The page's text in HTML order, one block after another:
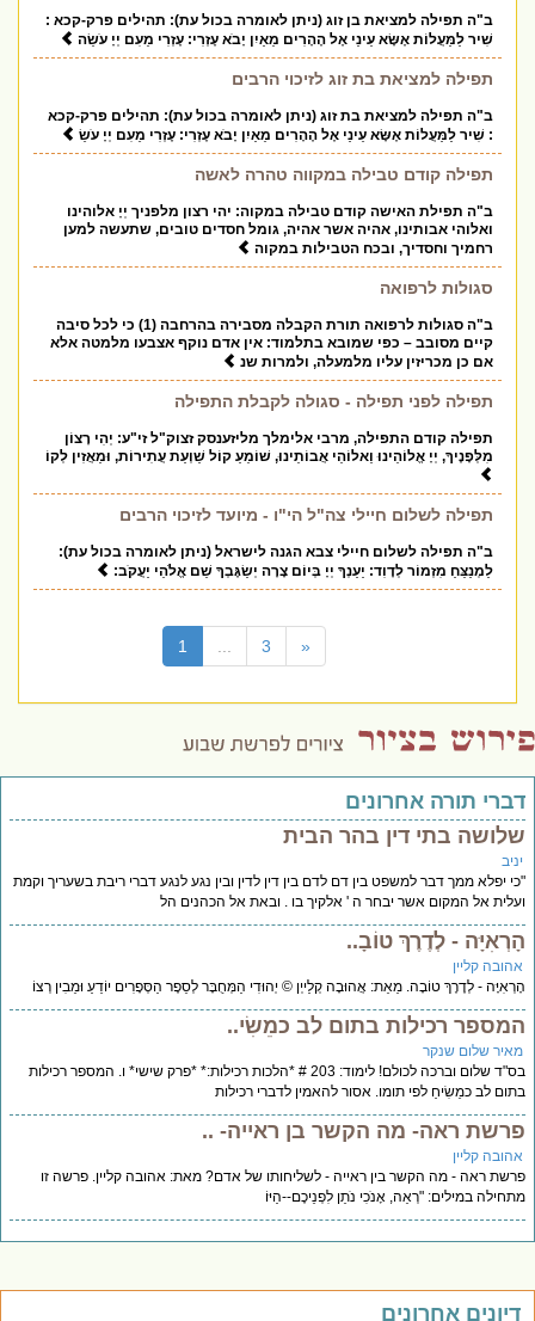
ב"ה תפילה למציאת בן זוג (ניתן לאומרה בכול עת): תהילים פרק-קכא :
שִׁיר לַמַּעֲלוֹת אֶשָּׂא עֵינַי אֶל הֶהָרִים מֵאַיִן יָבֹא עֶזְרִי: עֶזְרִי מֵעִם יְיָ עֹשֵׂה
תפילה למציאת בת זוג לזיכוי הרבים
ב"ה תפילה למציאת בת זוג (ניתן לאומרה בכול עת): תהילים פרק-קכא
: שִׁיר לַמַּעֲלוֹת אֶשָּׂא עֵינַי אֶל הֶהָרִים מֵאַיִן יָבֹא עֶזְרִי: עֶזְרִי מֵעִם יְיָ עֹשֵׂ
תפילה קודם טבילה במקווה טהרה לאשה
ב"ה תפילת האישה קודם טבילה במקוה: יהי רצון מלפניך יְיָ אלוהינו
ואלוהי אבותינו, אהיה אשר אהיה, גומל חסדים טובים, שתעשה למען
רחמיך וחסדיך, ובכח הטבילות במקוה
סגולות לרפואה
ב"ה סגולות לרפואה תורת הקבלה מסבירה בהרחבה (1) כי לכל סיבה
קיים מסובב – כפי שמובא בתלמוד: אין אדם נוקף אצבעו מלמטה אלא
אם כן מכריזין עליו מלמעלה, ולמרות שנ
תפילה לפני תפילה - סגולה לקבלת התפילה
תפילה קודם התפילה, מרבי אלימלך מליזענסק זצוק"ל זי"ע: יְהִי רָצוֹן
מִלְּפָנֶיךָ, יְיָ אֱלוֹהֵינוּ וֵאלוֹהֵי אֲבוֹתֵינוּ, שׁוֹמֵעַ קוֹל שַׁוְעַת עֲתִירוֹת, וּמַאֲזִין לְקוֹ
תפילה לשלום חיילי צה"ל הי"ו - מיועד לזיכוי הרבים
ב"ה תפילה לשלום חיילי צבא הגנה לישראל (ניתן לאומרה בכול עת):
לַמְנַצֵּחַ מִזְמוֹר לְדָוִד: יַעַנְךָ יְיָ בְּיוֹם צָרָה יְשַׂגֶּבְךָ שֵׁם אֱלֹהֵי יַעֲקֹב:
1 3 «
דברי תורה אחרונים
שלושה בתי דין בהר הבית
יניב
"כי יפלא ממך דבר למשפט בין דם לדם בין דין לדין ובין נגע לנגע דברי ריבת בשעריך וקמת
ועלית אל המקום אשר יבחר ה ' אלקיך בו . ובאת אל הכהנים הל
הָרְאִיָּה - לְדֶרֶךְ טוֹבָ..
אהובה קליין
הָרְאִיָּה - לְדֶרֶךְ טוֹבָה. מֵאֵת: אֲהוּבָה קְלַייְן © יְהוּדִי הַמְּחֻבָּר לְסֵפֶר הַסְּפָרִים יוֹדֵעַ וּמֵבִין רְצוֹ
המספר רכילות בתום לב כמֵשִׂי..
מאיר שלום שנקר
בס"ד שלום וברכה לכולם! לימוד: 203 # *הלכות רכילות:* *פרק שישי* ו. המספר רכילות
בתום לב כמֵשִׂיחַ לפי תומו. אסור להאמין לדברי רכילות
פרשת ראה- מה הקשר בן ראייה- ..
אהובה קליין
פרשת ראה - מה הקשר בין ראייה - לשליחותו של אדם? מאת: אהובה קליין. פרשה זו
מתחילה במילים: "רְאֵה, אָנֹכִי נֹתֵן לִפְנֵיכֶם--הַיּוֹ
דיונים אחרונים